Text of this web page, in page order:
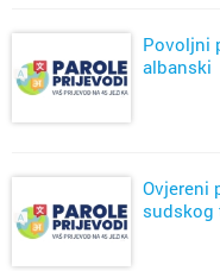
Povoljni
albanski
Ovjereni
sudskog